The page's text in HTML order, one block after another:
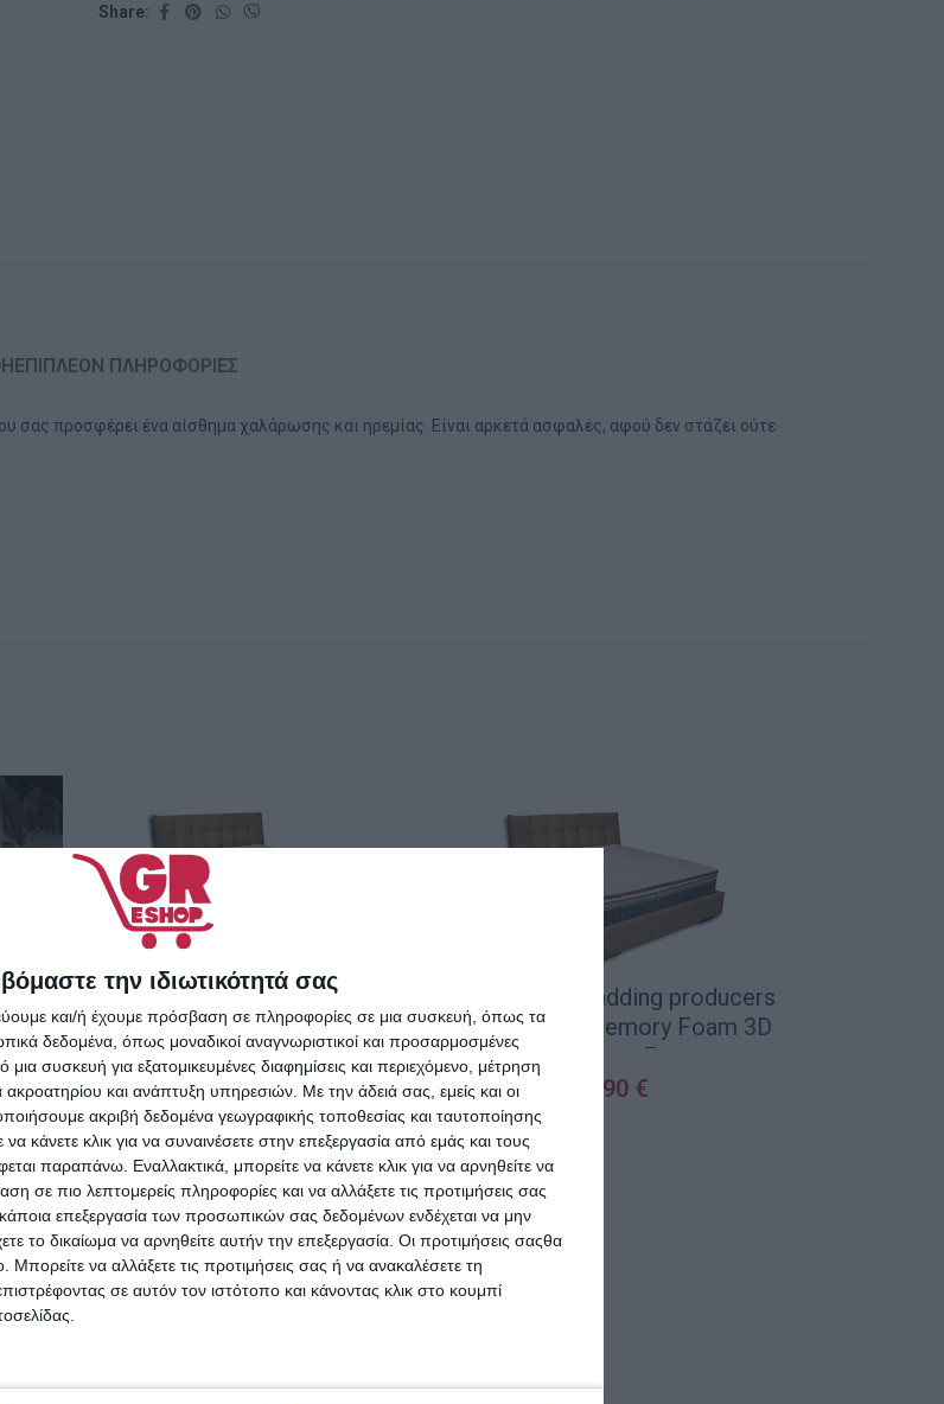
την ιδιωτικότητά σας
και/ή έχουμε πρόσβαση σε πληροφορίες σε μια συσκευή, όπως τα
δεδομένα, όπως μοναδικοί αναγνωριστικοί και προσαρμοσμένες
συσκευή για εξατομικευμένες διαφημίσεις και περιεχόμενο, μέτρηση
ακροατηρίου και ανάπτυξη υπηρεσιών. Με την άδειά σας, εμείς και οι
ακριβή δεδομένα γεωγραφικής τοποθεσίας και ταυτοποίησης
κλικ για να συναινέσετε στην επεξεργασία από εμάς και τους
παραπάνω. Εναλλακτικά, μπορείτε να κάνετε κλικ για να αρνηθείτε να
σε πιο λεπτομερείς πληροφορίες και να αλλάξετε τις προτιμήσεις σας
επεξεργασία των προσωπικών σας δεδομένων ενδέχεται να μην
το δικαίωμα να αρνηθείτε αυτήν την επεξεργασία. Οι προτιμήσεις σαςθα
Μπορείτε να αλλάξετε τις προτιμήσεις σας ή να ανακαλέσετε τη
σε αυτόν τον ιστότοπο και κάνοντας κλικ στο κουμπί
Share:
ΕΠΙΠΛΈΟΝ ΠΛΗΡΟΦΟΡΊΕΣ
σας προσφέρει ένα αίσθημα χαλάρωσης και ηρεμίας. Είναι αρκετά ασφαλές, αφού δεν στάζει ούτε
με
Como felt & wadding producers
Ανώστρωμα Memory Foam 3D
Διπλό Memory Foam με
Αποσπώμενο Κάλυμμα &
Λάστιχα Εφαρμογής
140x190x4εκ.
106,90€
ΠΡΟΣΘΉΚΗ ΣΤΟ ΚΑΛΆΘΙ
Como felt & wadding producers
Ανώστρωμα Memory Foam 3D
Μονό Memory Foam με
Αποσπώμενο Κάλυμμα &
Λάστιχα Εφαρμογής
69,90 €
ΠΡΟΣΘΉΚΗ ΣΤΟ ΚΑΛΆΘΙ